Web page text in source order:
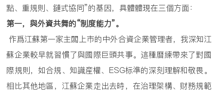
點、重規則、鏈式協同”的基因，具體體現在三個方面：
第一，與外資共舞的“制度能力”。
作爲江蘇第一家主闆上市的中外合資企業管理者，我深知江
蘇企業較早就習慣了與國際巨頭共事。這種曆練帶來了對國
際規則，如合規、知識産權、ESG标準的深刻理解和敬畏。
相比其他地區，江蘇企業走出去時，在治理架構、财務規範